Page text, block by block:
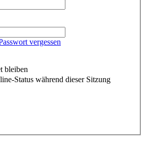
vergessen
bleiben
Status während dieser Sitzung